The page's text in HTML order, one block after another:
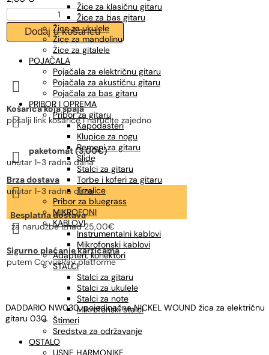
Žice za klasičnu gitaru
Žice za bas gitaru
Žice za ukulele
Žice za mandolinu
Žice za gitalele
POJAČALA
Pojačala za električnu gitaru
Pojačala za akustičnu gitaru
Pojačala za bas gitaru
PRIBOR I OPREMA
Pribor za gitaru
Kapodasteri
Klupice za nogu
Remeni za gitaru
Slide
Stalci za gitaru
Torbe i koferi za gitaru
Trzalice
Pribor za bluegrass
MIKROFONI
KABLOVI
Instrumentalni kablovi
Mikrofonski kablovi
Adapteri, konektori
STALCI
Stalci za gitaru
Stalci za ukulele
Stalci za note
Mikrofonski stalci
Štimeri
Sredstva za održavanje
OSTALO
USNE HARMONIKE
2,80 €.
DADDARIO
NW030,
NICKEL
WOUND
količina
Dodaj u košaricu

Košarica koja spaja
pošalji link košarice i naručite zajedno

paketomat (3,00€)
unutar 1-3 radna dana

Brza dostava
unutar 1-3 radna dana

Besplatna dostava
za narudžbeiznad 25,00€

Sigurno plaćanje karticama
putem CorvusPay platforme
DADDARIO NW030, pojedinačna NICKEL WOUND žica za električnu
gitaru 030.